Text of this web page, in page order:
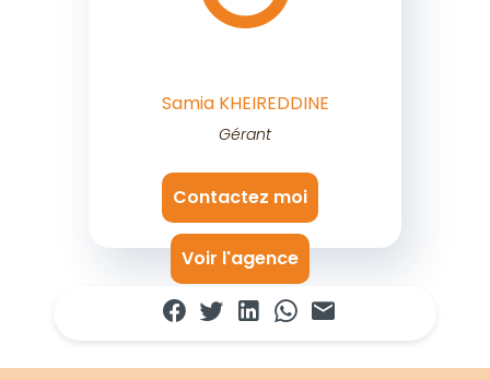
Samia KHEIREDDINE
Gérant
Contactez moi
Voir l'agence